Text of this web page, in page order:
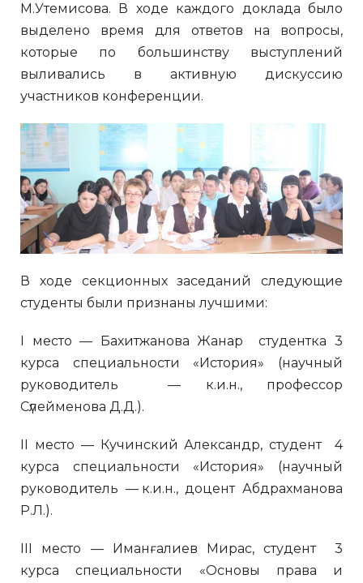
М.Утемисова. В ходе каждого доклада было
выделено время для ответов на вопросы,
которые по большинству выступлений
выливались в активную дискуссию
участников конференции.
В ходе секционных заседаний следующие
студенты были признаны лучшими:
І место — Бахитжанова Жанар студентка 3
курса специальности «История» (научный
руководитель — к.и.н., профессор
Сүлейменова Д.Д.).
ІІ место — Кучинский Александр, студент 4
курса специальности «История» (научный
руководитель — к.и.н., доцент Абдрахманова
Р.Л.).
ІІІ место — Иманғалиев Мирас, студент 3
курса специальности «Основы права и